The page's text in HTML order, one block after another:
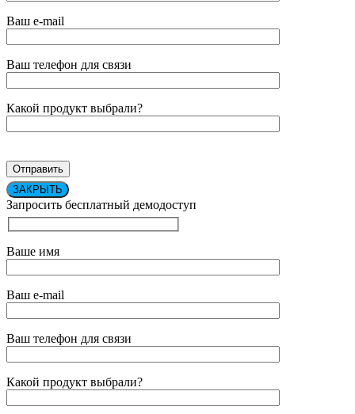
Ваш e-mail
Ваш телефон для связи
Какой продукт выбрали?
ЗАКРЫТЬ
Запросить бесплатный демодоступ
Ваше имя
Ваш e-mail
Ваш телефон для связи
Какой продукт выбрали?